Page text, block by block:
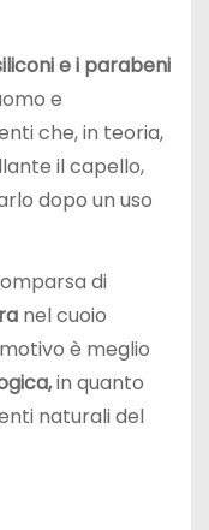
e i parabeni
e
che, in teoria,
il capello,
dopo un uso
di
nel cuoio
è meglio
in quanto
naturali del